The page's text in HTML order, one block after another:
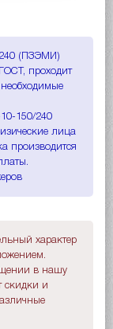
240 (ПЗЭМИ)
проходит
150/240
лица
производится
характер
в нашу
скидки и